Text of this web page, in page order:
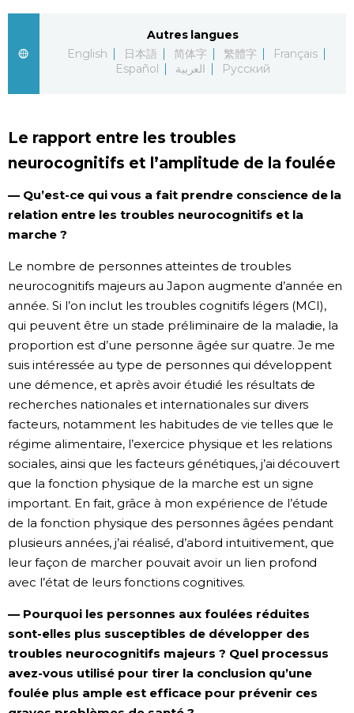
Autres langues
English
日本語 简体字 繁體字
Français
Español
العربية Русский
Le rapport entre les troubles
neurocognitifs et l’amplitude de la foulée
— Qu’est-ce qui vous a fait prendre conscience de la
relation entre les troubles neurocognitifs et la
marche ?
Le nombre de personnes atteintes de troubles
neurocognitifs majeurs au Japon augmente d’année en
année. Si l’on inclut les troubles cognitifs légers (MCI),
qui peuvent être un stade préliminaire de la maladie, la
proportion est d’une personne âgée sur quatre. Je me
suis intéressée au type de personnes qui développent
une démence, et après avoir étudié les résultats de
recherches nationales et internationales sur divers
facteurs, notamment les habitudes de vie telles que le
régime alimentaire, l’exercice physique et les relations
sociales, ainsi que les facteurs génétiques, j’ai découvert
que la fonction physique de la marche est un signe
important. En fait, grâce à mon expérience de l’étude
de la fonction physique des personnes âgées pendant
plusieurs années, j’ai réalisé, d’abord intuitivement, que
leur façon de marcher pouvait avoir un lien profond
avec l’état de leurs fonctions cognitives.
— Pourquoi les personnes aux foulées réduites
sont-elles plus susceptibles de développer des
troubles neurocognitifs majeurs ? Quel processus
avez-vous utilisé pour tirer la conclusion qu’une
foulée plus ample est efficace pour prévenir ces